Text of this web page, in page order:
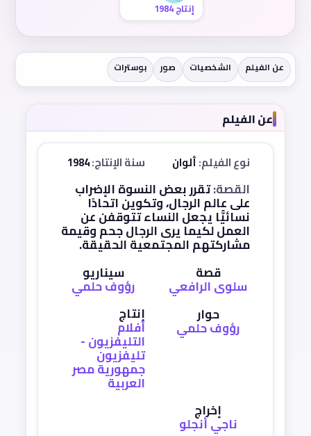
إنتاج 1984
عن الفيلم الشخصيات صور بوسترات
عن الفيلم
نوع الفيلم:ألوان سنة الإنتاج:
القصة:تقرر بعض النسوة الإضراب
على عالم الرجال، وتكوين اتحادًا
نسائيًّا يجعل النساء تتوقفن عن
العمل لكيما يرى الرجال جحم وقيمة
مشاركتهم المجتمعية الحقيقة.
قصة
سلوى الرافعي
سيناريو
رؤوف حلمي
حوار
رؤوف حلمي
إنتاج
أفلام
التليفزيون -
تليفزيون
جمهورية مصر
العربية
إخراج
ناجي أنجلو